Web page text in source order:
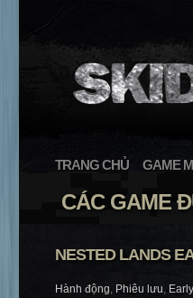
TRANG CHỦ GAME
CÁC GAME
NESTED LANDS
Hành động, Phiêu lưu,